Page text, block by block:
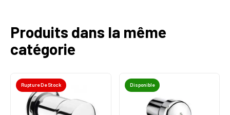
Produits dans la même
catégorie
Rupture De Stock Disponible